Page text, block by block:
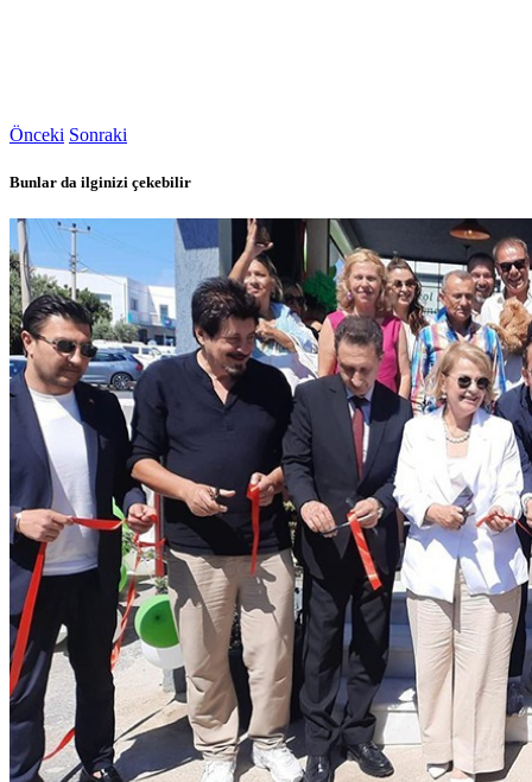
Önceki Sonraki
Bunlar da ilginizi çekebilir